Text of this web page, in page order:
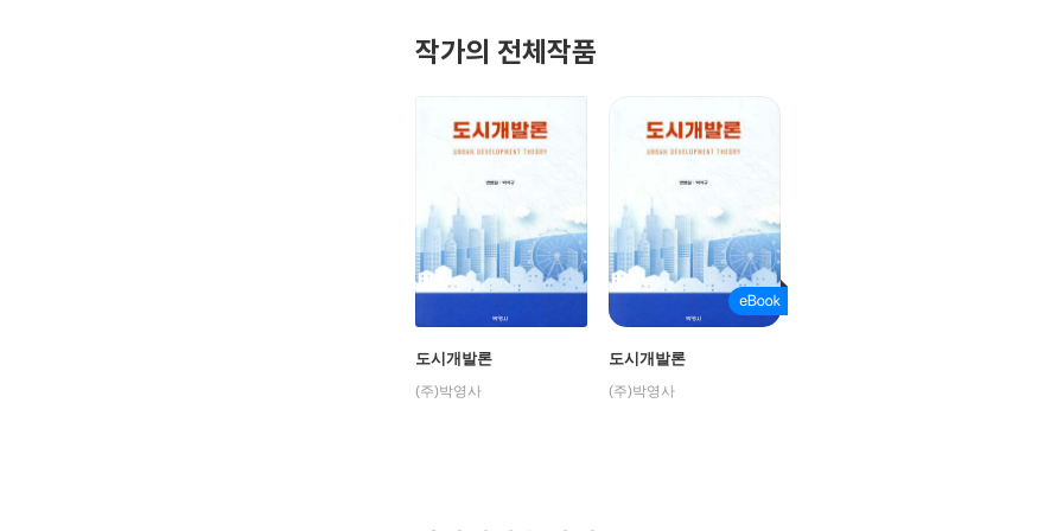
작가의 전체작품
도시개발론
(주)박영사
도시개발론
(주)박영사